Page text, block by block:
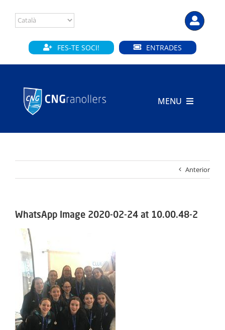
content
FES-TE SOCI! ENTRADES
MENU
SECCIONS
ACTIVITATS
SERVEIS
INFANTS
BLOG
Anterior
WhatsApp Image 2020-02-24 at 10.00.48-2